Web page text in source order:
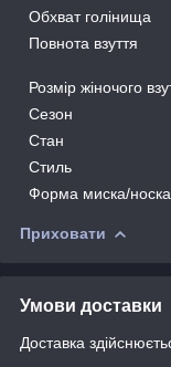
Обхват голінища
Повнота взуття
Розмір жіночого
Сезон
Стан
Стиль
Форма миска/носка
Приховати
Умови доставки
Доставка